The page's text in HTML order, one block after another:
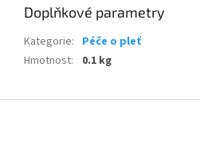
Doplňkové parametry
Kategorie: Péče o pleť
Hmotnost: 0.1 kg